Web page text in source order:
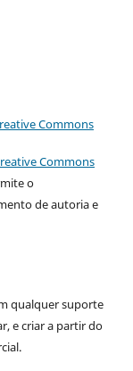
Commons
Commons
o
de autoria e
qualquer suporte
e criar a partir do